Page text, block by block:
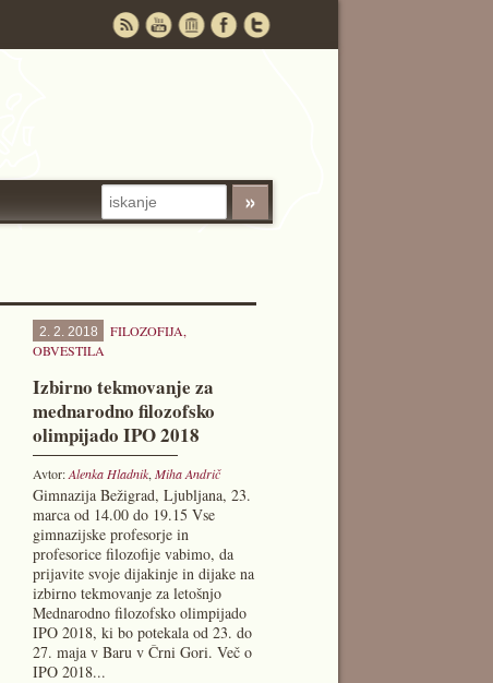
2. 2. 2018 FILOZOFIJA,
OBVESTILA
Izbirno tekmovanje za
mednarodno filozofsko
olimpijado IPO 2018
Avtor:Alenka Hladnik,Miha Andrič
Gimnazija Bežigrad, Ljubljana, 23.
marca od 14.00 do 19.15 Vse
gimnazijske profesorje in
profesorice filozofije vabimo, da
prijavite svoje dijakinje in dijake na
izbirno tekmovanje za letošnjo
Mednarodno filozofsko olimpijado
IPO 2018, ki bo potekala od 23. do
27. maja v Baru v Črni Gori. Več o
IPO 2018...